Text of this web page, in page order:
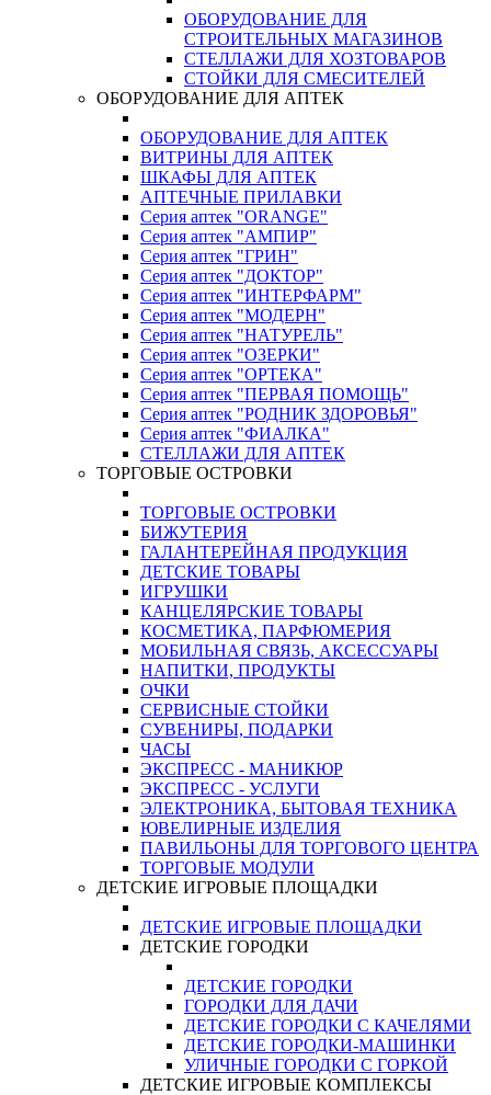
ОБОРУДОВАНИЕ ДЛЯ
СТРОИТЕЛЬНЫХ МАГАЗИНОВ
СТЕЛЛАЖИ ДЛЯ ХОЗТОВАРОВ
СТОЙКИ ДЛЯ СМЕСИТЕЛЕЙ
ОБОРУДОВАНИЕ ДЛЯ АПТЕК
ОБОРУДОВАНИЕ ДЛЯ АПТЕК
ВИТРИНЫ ДЛЯ АПТЕК
ШКАФЫ ДЛЯ АПТЕК
АПТЕЧНЫЕ ПРИЛАВКИ
Серия аптек "ORANGE"
Серия аптек "АМПИР"
Серия аптек "ГРИН"
Серия аптек "ДОКТОР"
Серия аптек "ИНТЕРФАРМ"
Серия аптек "МОДЕРН"
Серия аптек "НАТУРЕЛЬ"
Серия аптек "ОЗЕРКИ"
Серия аптек "ОРТЕКА"
Серия аптек "ПЕРВАЯ ПОМОЩЬ"
Серия аптек "РОДНИК ЗДОРОВЬЯ"
Серия аптек "ФИАЛКА"
СТЕЛЛАЖИ ДЛЯ АПТЕК
ТОРГОВЫЕ ОСТРОВКИ
ТОРГОВЫЕ ОСТРОВКИ
БИЖУТЕРИЯ
ГАЛАНТЕРЕЙНАЯ ПРОДУКЦИЯ
ДЕТСКИЕ ТОВАРЫ
ИГРУШКИ
КАНЦЕЛЯРСКИЕ ТОВАРЫ
КОСМЕТИКА, ПАРФЮМЕРИЯ
МОБИЛЬНАЯ СВЯЗЬ, АКСЕССУАРЫ
НАПИТКИ, ПРОДУКТЫ
ОЧКИ
СЕРВИСНЫЕ СТОЙКИ
СУВЕНИРЫ, ПОДАРКИ
ЧАСЫ
ЭКСПРЕСС - МАНИКЮР
ЭКСПРЕСС - УСЛУГИ
ЭЛЕКТРОНИКА, БЫТОВАЯ ТЕХНИКА
ЮВЕЛИРНЫЕ ИЗДЕЛИЯ
ПАВИЛЬОНЫ ДЛЯ ТОРГОВОГО ЦЕНТРА
ТОРГОВЫЕ МОДУЛИ
ДЕТСКИЕ ИГРОВЫЕ ПЛОЩАДКИ
ДЕТСКИЕ ИГРОВЫЕ ПЛОЩАДКИ
ДЕТСКИЕ ГОРОДКИ
ДЕТСКИЕ ГОРОДКИ
ГОРОДКИ ДЛЯ ДАЧИ
ДЕТСКИЕ ГОРОДКИ С КАЧЕЛЯМИ
ДЕТСКИЕ ГОРОДКИ-МАШИНКИ
УЛИЧНЫЕ ГОРОДКИ С ГОРКОЙ
ДЕТСКИЕ ИГРОВЫЕ КОМПЛЕКСЫ